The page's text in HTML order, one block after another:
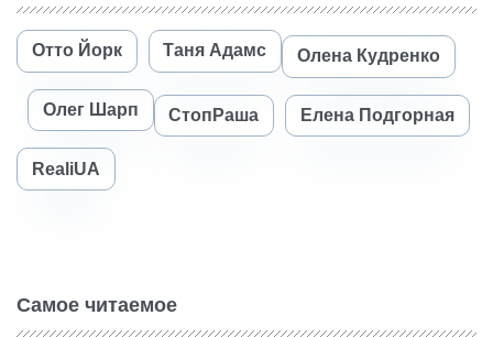
Отто Йорк Таня Адамс Олена Кудренко
Олег Шарп СтопРаша Елена Подгорная
RealiUA
Самое читаемое